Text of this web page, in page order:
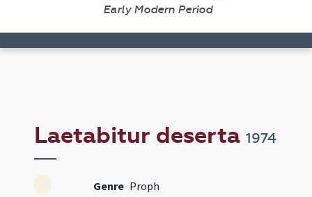
Early Modern Period
Laetabitur deserta1974
Genre Proph